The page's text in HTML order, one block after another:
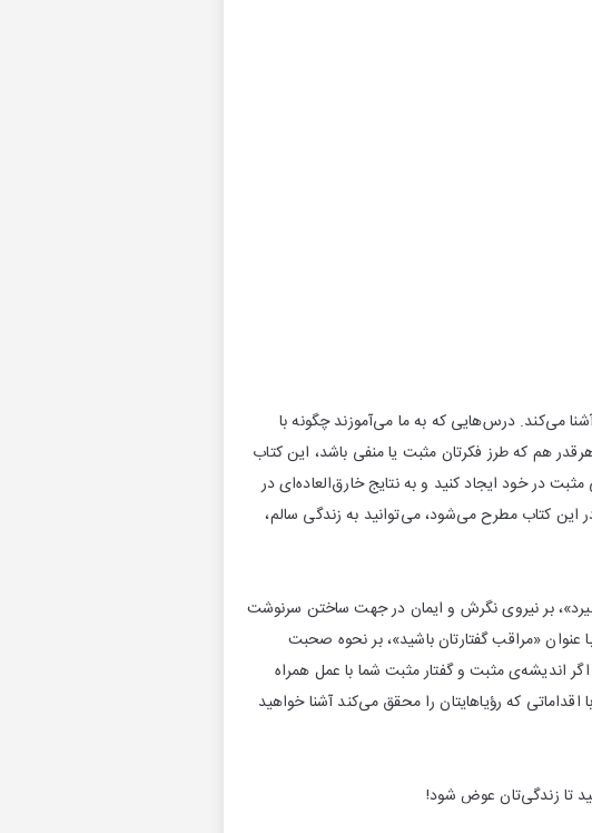
می‌کند. درس‌هایی که به ما می‌آموزند چگونه با
هم که طرز فکرتان مثبت یا منفی باشد، این کتاب
در خود ایجاد کنید و به نتایج خارق‌العاده‌ای در
این کتاب مطرح می‌شود، می‌توانید به زندگی سالم،
بر نیروی نگرش و ایمان در جهت ساختن سرنوشت
«مراقب گفتارتان باشید»، بر نحوه صحبت
اندیشه‌ی مثبت و گفتار مثبت شما با عمل همراه
که رؤیاهایتان را محقق می‌کند آشنا خواهید
تا زندگی‌تان عوض شود!